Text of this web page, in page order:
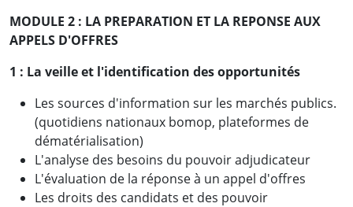
MODULE 2 : LA PREPARATION ET LA REPONSE AUX
APPELS D'OFFRES
1 : La veille et l'identification des opportunités
Les sources d'information sur les marchés publics.
(quotidiens nationaux bomop, plateformes de
dématérialisation)
L'analyse des besoins du pouvoir adjudicateur
L'évaluation de la réponse à un appel d'offres
Les droits des candidats et des pouvoir